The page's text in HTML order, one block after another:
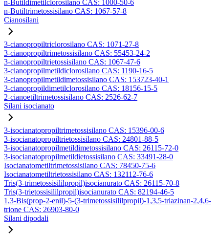
n-Butildimetilclorosilano CAS: 1000-50-6
n-Butiltrimetossisilano CAS: 1067-57-8
Cianosilani
3-cianopropiltriclorosilano CAS: 1071-27-8
3-cianopropiltrimetossisilano CAS: 55453-24-2
3-cianopropiltrietossisilano CAS: 1067-47-6
3-cianopropilmetildiclorosilano CAS: 1190-16-5
3-cianopropilmetildimetossisilano CAS: 153723-40-1
3-cianopropildimetilclorosilano CAS: 18156-15-5
2-cianoetiltrimetossisilano CAS: 2526-62-7
Silani isocianato
3-isocianatopropiltrimetossisilano CAS: 15396-00-6
3-isocianatopropiltrietossisilano CAS: 24801-88-5
3-isocianatopropilmetildimetossisilano CAS: 26115-72-0
3-isocianatopropilmetildietossisilano CAS: 33491-28-0
Isocianatometiltrimetossisilano CAS: 78450-75-6
Isocianatometiltrietossisilano CAS: 132112-76-6
Tris(3-trimetossisililpropil)isocianurato CAS: 26115-70-8
Tris(3-trietossisililpropil)isocianurato CAS: 82194-46-5
1,3-Bis(prop-2-enil)-5-(3-trimetossisililpropil)-1,3,5-triazinan-2,4,6-
trione CAS: 26903-80-0
Silani dipodali